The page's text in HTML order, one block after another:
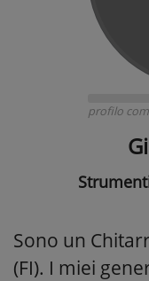
profilo
Sono un
(FI). I miei